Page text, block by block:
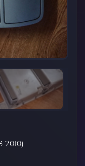
2010)